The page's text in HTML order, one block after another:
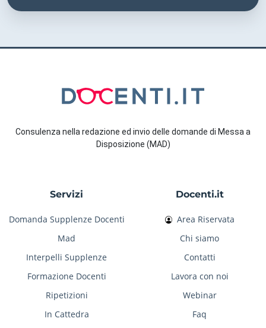
Consulenza nella redazione ed invio delle domande di Messa a
Disposizione (MAD)
Servizi
Domanda Supplenze Docenti
Mad
Interpelli Supplenze
Formazione Docenti
Ripetizioni
In Cattedra
Docenti.it
Area Riservata
Chi siamo
Contatti
Lavora con noi
Webinar
Faq